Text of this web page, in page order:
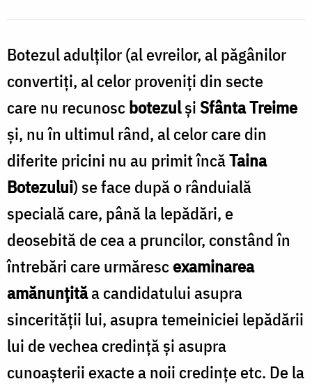
Botezul adulților (al evreilor, al păgânilor
convertiți, al celor proveniți din secte
care nu recunoscbotezulșiSfânta Treime
și, nu în ultimul rând, al celor care din
diferite pricini nu au primit încăTaina
Botezului) se face după o rânduială
specială care, până la lepădări, e
deosebită de cea a pruncilor, constând în
întrebări care urmărescexaminarea
amănunțităa candidatului asupra
sincerității lui, asupra temeiniciei lepădării
lui de vechea credință și asupra
cunoașterii exacte a noii credințe etc. De la